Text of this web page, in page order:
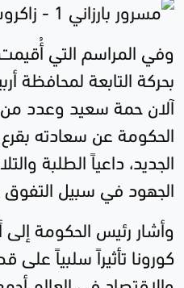
وفي المراسم التي
بحركة التابعة لمحافظة
آلان حمة سعيد وعدد من
الحكومة عن سعادته
الجديد، داعياً الطلبة
الجهود في سبيل التفوق
وأشار رئيس الحكومة
كورونا تأثيراً سلبياً على